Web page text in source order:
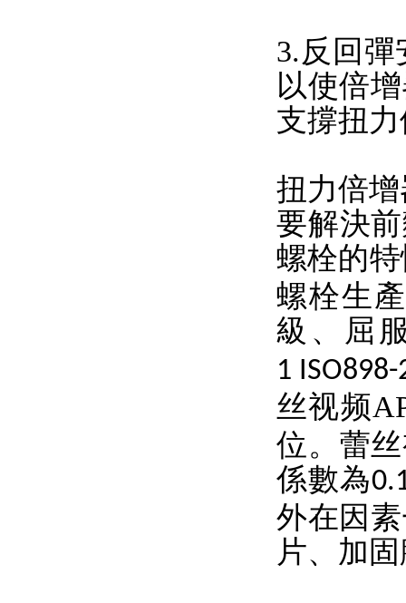
3.反回
以使倍
支撐扭
扭力倍
要解決
螺栓的
螺栓生
級、屈
1
丝视频
位。蕾
係數為
外在因
片、加